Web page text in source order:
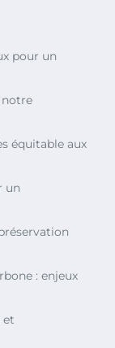
pour un
équitable aux
un
: enjeux
et